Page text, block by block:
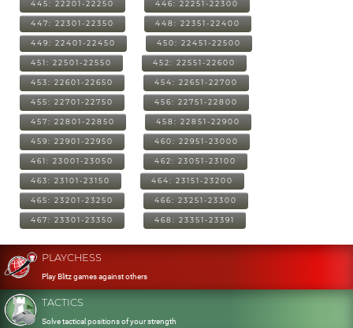
445: 22201-22250 446: 22251-22300
447: 22301-22350 448: 22351-22400
449: 22401-22450 450: 22451-22500
451: 22501-22550 452: 22551-22600
453: 22601-22650 454: 22651-22700
455: 22701-22750 456: 22751-22800
457: 22801-22850 458: 22851-22900
459: 22901-22950 460: 22951-23000
461: 23001-23050 462: 23051-23100
463: 23101-23150 464: 23151-23200
465: 23201-23250 466: 23251-23300
467: 23301-23350 468: 23351-23391
PLAYCHESS
Play Blitz games against others
TACTICS
Solve tactical positions of your strength